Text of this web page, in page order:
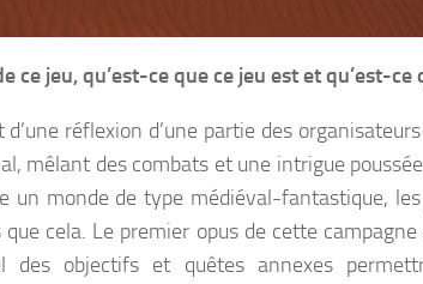
ce jeu, qu’est-ce que ce jeu est et qu’est-ce
d’une réflexion d’une partie des
mêlant des combats et une intrigue
un monde de type médiéval-fantastique,
que cela. Le premier opus de cette
des objectifs et quêtes annexes